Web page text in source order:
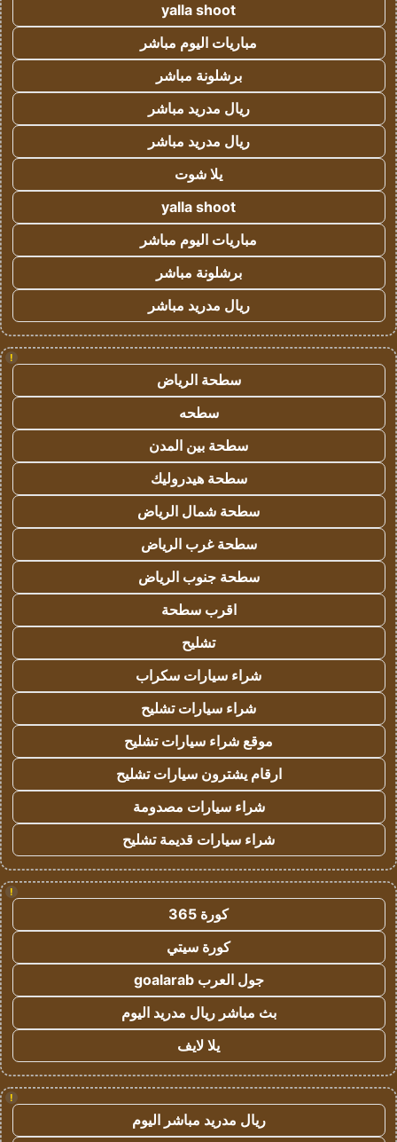
yalla shoot
مباريات اليوم مباشر
برشلونة مباشر
ريال مدريد مباشر
ريال مدريد مباشر
يلا شوت
yalla shoot
مباريات اليوم مباشر
برشلونة مباشر
ريال مدريد مباشر
!
سطحة الرياض
سطحه
سطحة بين المدن
سطحة هيدروليك
سطحة شمال الرياض
سطحة غرب الرياض
سطحة جنوب الرياض
اقرب سطحة
تشليح
شراء سيارات سكراب
شراء سيارات تشليح
موقع شراء سيارات تشليح
ارقام يشترون سيارات تشليح
شراء سيارات مصدومة
شراء سيارات قديمة تشليح
!
كورة 365
كورة سيتي
جول العرب goalarab
بث مباشر ريال مدريد اليوم
يلا لايف
!
ريال مدريد مباشر اليوم